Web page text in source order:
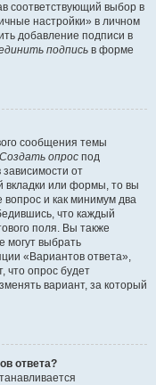
соответствующий выбор в
настройки» в личном
добавление подписи в
подпись в форме
сообщения темы
Создать опрос под
от
вкладки или формы, то вы
и как минимум два
что каждый
поля. Вы также
могут выбрать
«Вариантов ответа»,
что опрос будет
вариант, за который
ответа?